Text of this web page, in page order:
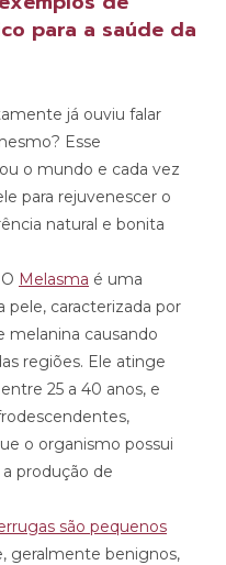
para a saúde da
já ouviu falar
Esse
o mundo e cada vez
para rejuvenescer o
natural e bonita
O Melasma é uma
pele, caracterizada por
melanina causando
regiões. Ele atinge
25 a 40 anos, e
o organismo possui
produção de
são pequenos
geralmente benignos,